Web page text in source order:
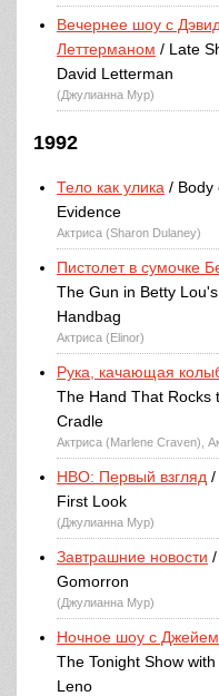
Вечернее шоу с
Леттерманом / Late
David Letterman
(Джулианна Мур)
1992
Тело как улика / Body
Evidence
Актриса (Sharon Dulaney)
Пистолет в сумочке
The Gun in Betty Lou's
Handbag
Актриса (Elinor)
Рука, качающая
The Hand That Rocks
Cradle
Актриса (Marlene Craven),
HBO: Первый взгляд /
First Look
(Джулианна Мур)
Завтрашние новости /
Gomorron
(Джулианна Мур)
Ночное шоу с
The Tonight Show
Leno